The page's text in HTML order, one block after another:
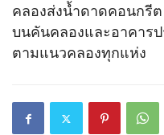
คลองส่งน้ำดาดคอนกรี
บนคันคลองและอาคาร
ตามแนวคลองทุกแห่ง